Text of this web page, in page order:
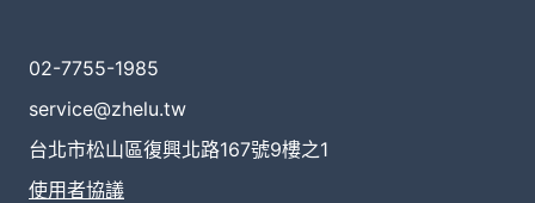
02-7755-1985
service@zhelu.tw
台北市松山區復興北路167號9樓之1
使用者協議